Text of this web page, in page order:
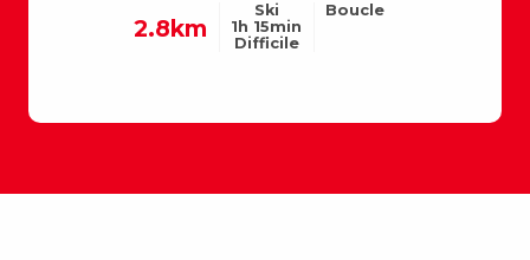
2.8km
Ski
1h 15min
Difficile
Boucle